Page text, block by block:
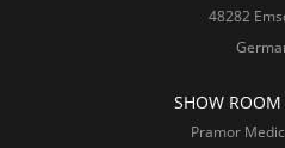
48282
SHOW ROOM
Pramor